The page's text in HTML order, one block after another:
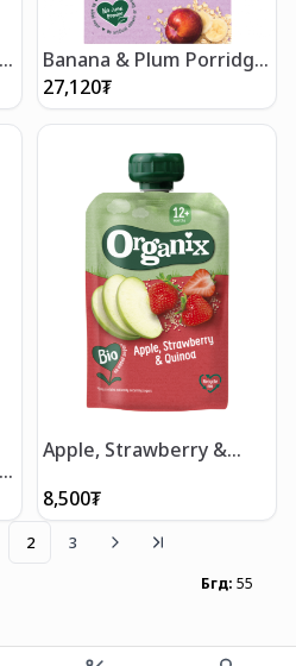
Banana & Plum Porridge
/ Банана Чавгатай кааш
200гр
27,120₮
Apple, Strawberry &
гүзээлзгэнэ квиноатай
нухаш 100 гр
8,500₮
2 3
Бүгд: 55